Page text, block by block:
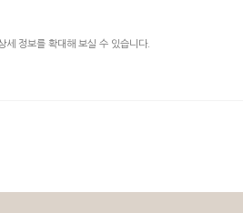
세 정보를 확대해 보실 수 있습니다.